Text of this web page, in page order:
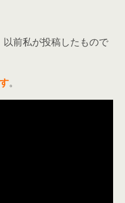
前私が投稿したもので
。